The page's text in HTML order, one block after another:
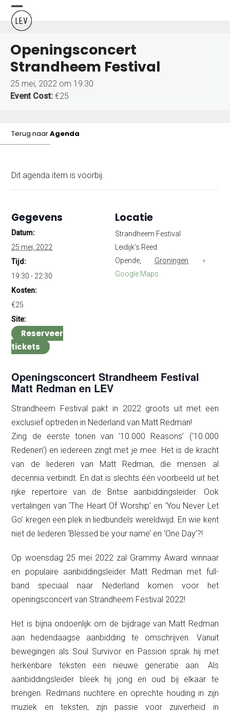
Skip
content
Open
mobile
menu
Close
mobile
menu
Openingsconcert
Strandheem Festival
25 mei, 2022 om 19:30
Event Cost: €25
Terug naarAgenda
Dit agenda item is voorbij.
Openingsconcert Strandheem Festival
Matt Redman en LEV
Strandheem Festival pakt in 2022 groots uit met een
exclusief optreden in Nederland van Matt Redman!
Zing de eerste tonen van ’10.000 Reasons’ (’10.000
Redenen’) en iedereen zingt met je mee. Het is de kracht
van de liederen van Matt Redman, die mensen al
decennia verbindt. En dat is slechts één voorbeeld uit het
rijke repertoire van de Britse aanbiddingsleider. Ook
vertalingen van ‘The Heart Of Worship’ en ‘You Never Let
Go’ kregen een plek in liedbundels wereldwijd. En wie kent
niet de liederen ‘Blessed be your name’ en ‘One Day’?!
Op woensdag 25 mei 2022 zal Grammy Award winnaar
en populaire aanbiddingsleider Matt Redman met full-
band speciaal naar Nederland komen voor het
openingsconcert van Strandheem Festival 2022!
Het is bijna ondoenlijk om de bijdrage van Matt Redman
aan hedendaagse aanbidding te omschrijven. Vanuit
bewegingen als Soul Survivor en Passion sprak hij met
herkenbare teksten een nieuwe generatie aan. Als
aanbiddingsleider bleek hij jong en oud bij elkaar te
brengen. Redmans nuchtere en oprechte houding in zijn
muziek en teksten, zijn passie voor zuiverheid in
Gegevens
Datum:
25 mei, 2022
Tijd:
19:30 - 22:30
Kosten:
€25
Site:
Reserveer
tickets
Locatie
Strandheem Festival
Leidijk’s Reed
Opende
Groningen
+
Google Maps